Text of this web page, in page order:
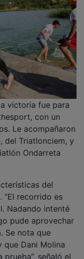
pude aprovechar
Se nota que
que Dani Molina
señaló el
que